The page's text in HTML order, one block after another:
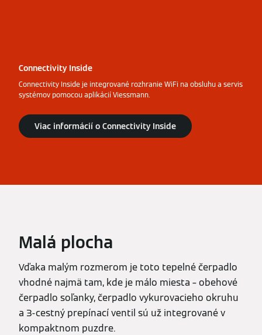
Connectivity Inside
Connectivity Inside je integrované rozhranie WiFi na obsluhu a servis
systémov pomocou aplikácií Viessmann.
Viac informácií o Connectivity Inside
Malá plocha
Vďaka malým rozmerom je toto tepelné čerpadlo
vhodné najmä tam, kde je málo miesta – obehové
čerpadlo soľanky, čerpadlo vykurovacieho okruhu
a 3-cestný prepínací ventil sú už integrované v
kompaktnom puzdre.